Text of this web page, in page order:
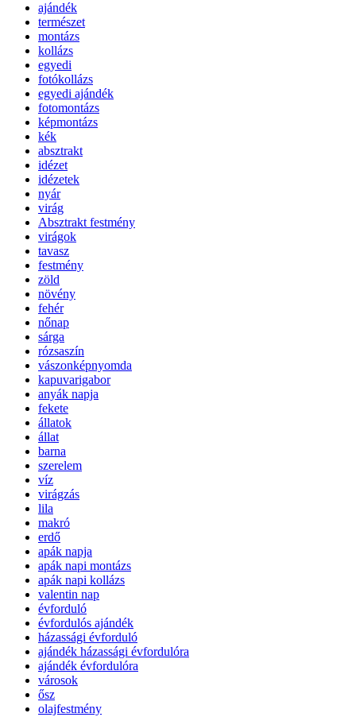
ajándék
természet
montázs
kollázs
egyedi
fotókollázs
egyedi ajándék
fotomontázs
képmontázs
kék
absztrakt
idézet
idézetek
nyár
virág
Absztrakt festmény
virágok
tavasz
festmény
zöld
növény
fehér
nőnap
sárga
rózsaszín
vászonképnyomda
kapuvarigabor
anyák napja
fekete
állatok
állat
barna
szerelem
víz
virágzás
lila
makró
erdő
apák napja
apák napi montázs
apák napi kollázs
valentin nap
évforduló
évfordulós ajándék
házassági évforduló
ajándék házassági évfordulóra
ajándék évfordulóra
városok
ősz
olajfestmény